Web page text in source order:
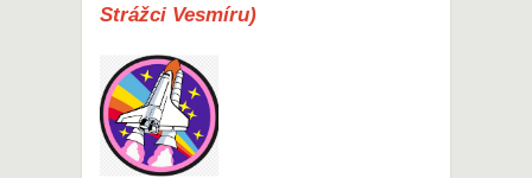
Strážci Vesmíru)